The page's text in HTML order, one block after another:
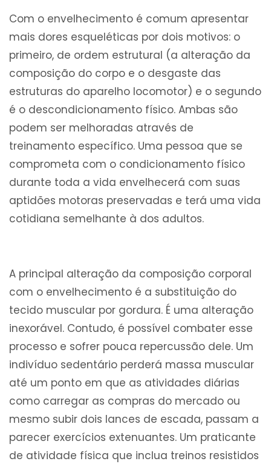
Com o envelhecimento é comum apresentar
mais dores esqueléticas por dois motivos: o
primeiro, de ordem estrutural (a alteração da
composição do corpo e o desgaste das
estruturas do aparelho locomotor) e o segundo
é o descondicionamento físico. Ambas são
podem ser melhoradas através de
treinamento específico. Uma pessoa que se
comprometa com o condicionamento físico
durante toda a vida envelhecerá com suas
aptidões motoras preservadas e terá uma vida
cotidiana semelhante à dos adultos.
A principal alteração da composição corporal
com o envelhecimento é a substituição do
tecido muscular por gordura. É uma alteração
inexorável. Contudo, é possível combater esse
processo e sofrer pouca repercussão dele. Um
indivíduo sedentário perderá massa muscular
até um ponto em que as atividades diárias
como carregar as compras do mercado ou
mesmo subir dois lances de escada, passam a
parecer exercícios extenuantes. Um praticante
de atividade física que inclua treinos resistidos